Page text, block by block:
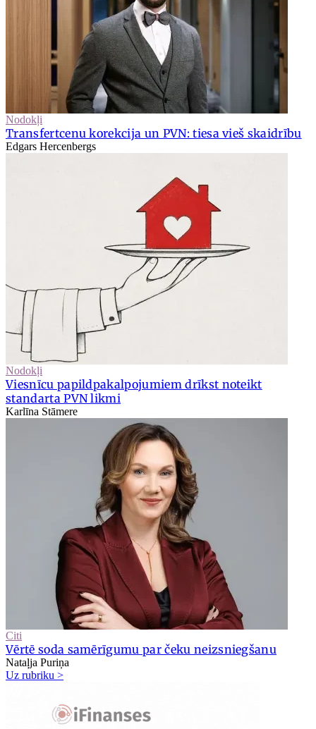
Nodokļi
Transfertcenu korekcija un PVN: tiesa vieš skaidrību
Edgars Hercenbergs
Nodokļi
Viesnīcu papildpakalpojumiem drīkst noteikt
standarta PVN likmi
Karlīna Stāmere
Citi
Vērtē soda samērīgumu par čeku neizsniegšanu
Nataļja Puriņa
Uz rubriku >